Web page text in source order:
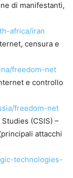
di manifestanti,
africa/iran
censura e
freedom-net
e controllo
freedom-net
(CSIS) –
attacchi
technologies-